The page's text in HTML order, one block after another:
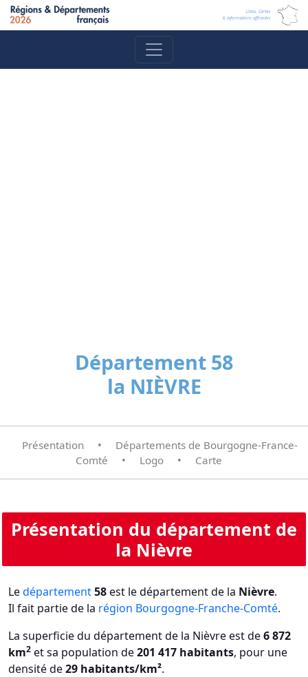
Département 58
la NIÈVRE
Présentation •
Départements de Bourgogne-France-
Comté
• Logo • Carte
Présentation du département de
la Nièvre
Ledépartement58est le département de la Nièvre.
Il fait partie de la région Bourgogne-Franche-Comté.
La superficie du département de la Nièvre est de6 872
km2 et sa population de201 417 habitants, pour une
densité de29 habitants/km².